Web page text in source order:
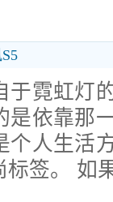
于霓虹灯
是依靠那
个人生活
签。 如